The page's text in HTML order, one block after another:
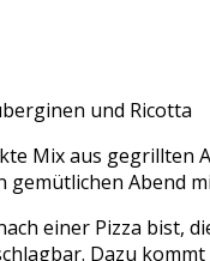
Mix aus gegrillten
Abend
einer Pizza bist,
Dazu